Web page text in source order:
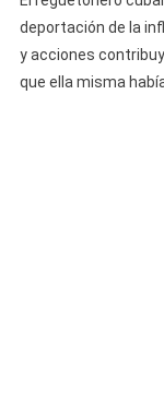
deportación de la
y acciones
que ella misma